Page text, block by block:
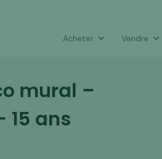
Acheter Vendre
mural –
15 ans